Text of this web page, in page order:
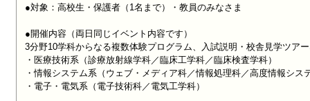
●対象：高校生・保護者（1名まで）・教員のみなさま
●開催内容（両日同じイベント内容です）
3分野10学科からなる複数体験プログラム、入試説明・校舎見学ツア
・医療技術系（診療放射線学科／臨床工学科／臨床検査学科）
・情報システム系（ウェブ・メディア科／情報処理科／高度情報シ
・電子・電気系（電子技術科／電気工学科）